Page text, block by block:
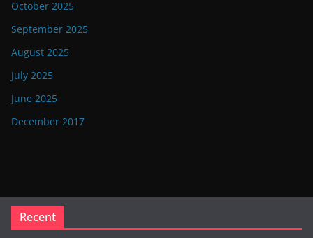
October 2025
September 2025
August 2025
July 2025
June 2025
December 2017
Recent